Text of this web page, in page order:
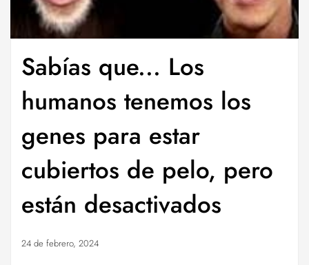
Sabías que... Los
humanos tenemos los
genes para estar
cubiertos de pelo, pero
están desactivados
24 de febrero, 2024